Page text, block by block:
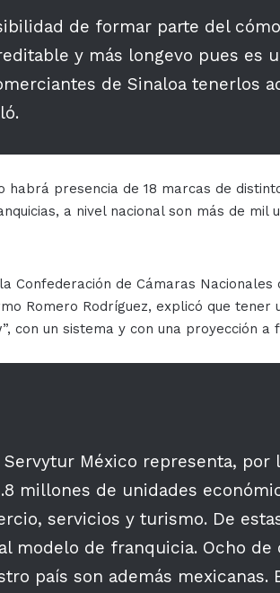
de formar parte del
y más longevo pues es
de Sinaloa tenerlos
habrá presencia de 18 marcas de
a nivel nacional son más de mil
Confederación de Cámaras Nacionales
Romero Rodríguez, explicó que tener
con un sistema y con una proyección a
Servytur México representa,
millones de unidades
servicios y turismo. De
modelo de franquicia. Ocho de
país son además mexicanas.